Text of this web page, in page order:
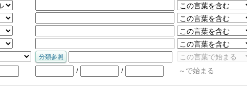
/ / ～で始まる